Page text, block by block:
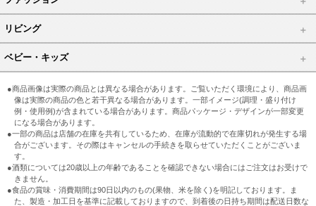
リビング
ベビー・キッズ
●商品画像は実際の商品とは異なる場合があります。ご覧いただく環境により、商品画
像は実際の商品の色と若干異なる場合があります。一部イメージ(調理・盛り付け
例・使用例)が含まれている場合があります。商品パッケージ・デザインが一部変更
になる場合があります。
●一部の商品は店舗の在庫を共有しているため、在庫が流動的で在庫切れが発生する場
合がございます。その際はキャンセルの手続きを取らせていただくことがございま
す。
●酒類については20歳以上の年齢であることを確認できない場合にはご注文はお受けで
きません。
●食品の賞味・消費期間は90日以内のもの(果物、米を除く)を明記しております。ま
た、製造・加工日を基準に記載しておりますので、到着後の日持ち期間は配送日数な